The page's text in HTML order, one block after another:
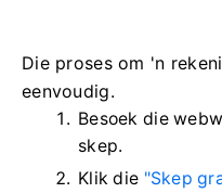
Die proses om 'n
eenvoudig.
Besoek die
skep.
Klik die "Skep